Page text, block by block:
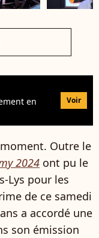
en
Voir
Outre le
2024 ont pu le
Lys pour les
de ce samedi
a accordé une
son émission